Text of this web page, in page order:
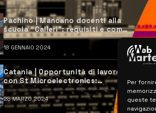
Per
queste
Pachino | Mancano docenti alla
scuola “Calleri”: requisiti e come
candidarsi
18 GENNAIO 2024
Catania | Opportunità di lavoro
con St Microelectronics:
centinaia di assunzioni previste
28 MARZO 2024